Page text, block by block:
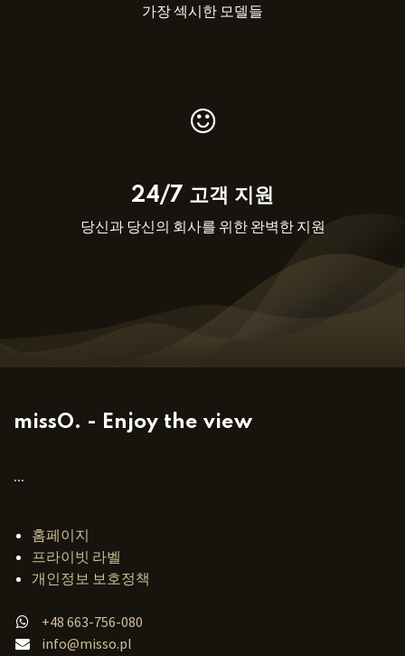
가장 섹시한 모델들
24/7 고객 지원
당신과 당신의 회사를 위한 완벽한 지원
missO. - Enjoy the view
...
홈페이지
프라이빗 라벨
개인정보 보호정책
+48 663-756-080
info@misso.pl